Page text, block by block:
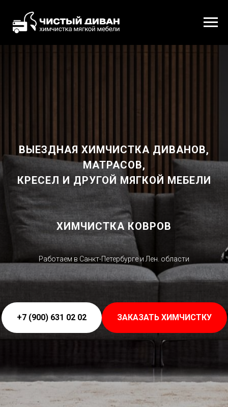
ВЫЕЗДНАЯ ХИМЧИСТКА ДИВАНОВ,
МАТРАСОВ,
КРЕСЕЛ И ДРУГОЙ МЯГКОЙ МЕБЕЛИ
ХИМЧИСТКА КОВРОВ
Работаем в Санкт-Петербурге и Лен. области
+7 (900) 631 02 02 ЗАКАЗАТЬ ХИМЧИСТКУ